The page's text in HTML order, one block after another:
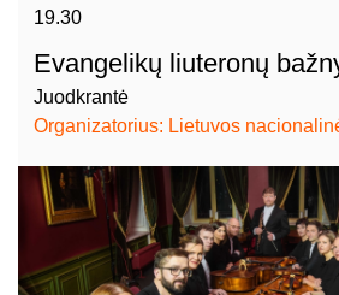
19.30
Evangelikų liuteronų
Juodkrantė
Organizatorius: Lietuvos